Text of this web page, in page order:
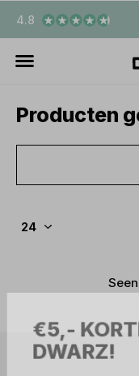
€5,-
DWARZ!
4.8
Producten